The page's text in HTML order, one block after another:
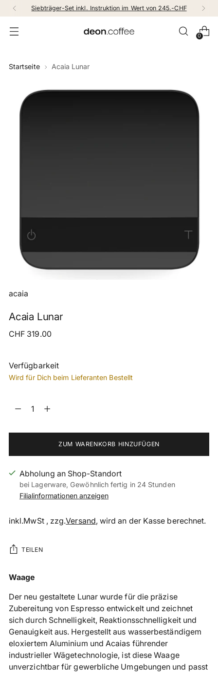
Siebträger-Set inkl. Instruktion im Wert von 245.-CHF
0
Startseite Acaia Lunar
acaia
Acaia Lunar
Regulärer
CHF 319.00
Verfügbarkeit
Wird für Dich beim Lieferanten Bestellt
Menge
ZUM WARENKORB HINZUFÜGEN
Abholung an Shop-Standort
bei Lagerware, Gewöhnlich fertig in 24 Stunden
Filialinformationen anzeigen
inkl.MwSt , zzg.Versand, wird an der Kasse berechnet.
TEILEN
Produkt
den
Warenkorb
legen
Waage
Der neu gestaltete Lunar wurde für die präzise
Zubereitung von Espresso entwickelt und zeichnet
sich durch Schnelligkeit, Reaktionsschnelligkeit und
Genauigkeit aus. Hergestellt aus wasserbeständigem
eloxiertem Aluminium und Acaias führender
industrieller Wägetechnologie, ist diese Waage
unverzichtbar für gewerbliche Umgebungen und passt